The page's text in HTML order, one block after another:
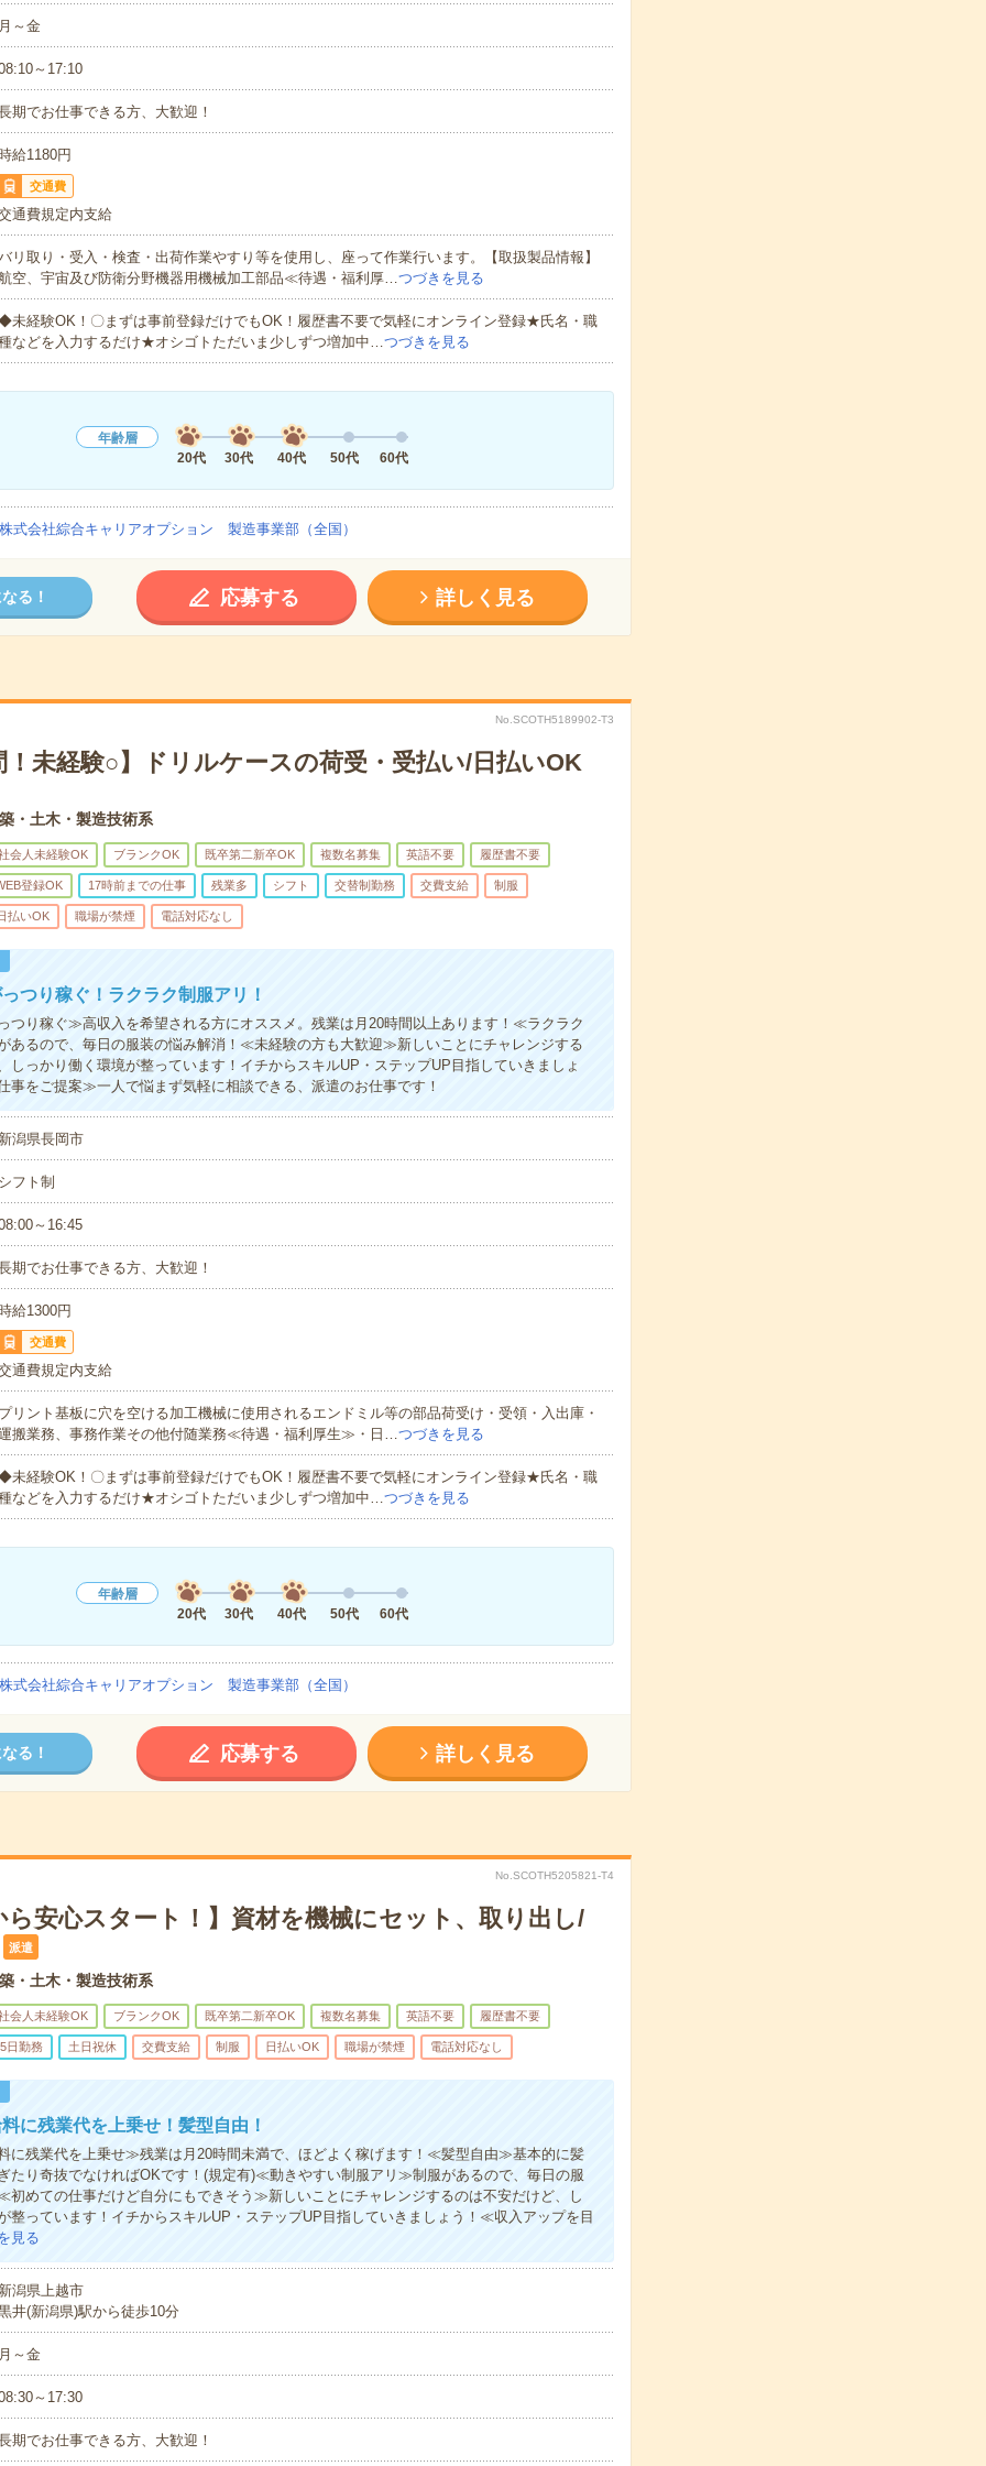
～金
～17:10
期でお仕事できる方、大歓迎！
給1180円
交通費
通費規定内支給
リ取り・受入・検査・出荷作業やすり等を使用し、座って作業行います。【取扱製品情報】
空、宇宙及び防衛分野機器用機械加工部品≪待遇・福利厚…つづきを見る
未経験OK！〇まずは事前登録だけでもOK！履歴書不要で気軽にオンライン登録★氏名・職
などを入力するだけ★オシゴトただいま少しずつ増加中…つづきを見る
年齢層
20代
30代 40代 50代 60代
株式会社綜合キャリアオプション 製造事業部（全国）
る！ 応募する 詳しく見る
No.SCOTH5189902-T3
！未経験○】ドリルケースの荷受・受払い/日払いOK
・土木・製造技術系
会人未経験OK ブランクOK 既卒第二新卒OK 複数名募集 英語不要 履歴書不要
登録OK 17時前までの仕事 残業多 シフト 交替制勤務 交費支給 制服
払いOK 職場が禁煙 電話対応なし
つり稼ぐ！ラクラク制服アリ！
つり稼ぐ≫高収入を希望される方にオススメ。残業は月20時間以上あります！≪ラクラク
あるので、毎日の服装の悩み解消！≪未経験の方も大歓迎≫新しいことにチャレンジする
しっかり働く環境が整っています！イチからスキルUP・ステップUP目指していきましょ
事をご提案≫一人で悩まず気軽に相談できる、派遣のお仕事です！
潟県長岡市
フト制
～16:45
期でお仕事できる方、大歓迎！
給1300円
交通費
通費規定内支給
リント基板に穴を空ける加工機械に使用されるエンドミル等の部品荷受け・受領・入出庫・
搬業務、事務作業その他付随業務≪待遇・福利厚生≫・日…つづきを見る
未経験OK！〇まずは事前登録だけでもOK！履歴書不要で気軽にオンライン登録★氏名・職
などを入力するだけ★オシゴトただいま少しずつ増加中…つづきを見る
年齢層
20代
30代 40代 50代 60代
株式会社綜合キャリアオプション 製造事業部（全国）
る！ 応募する 詳しく見る
No.SCOTH5205821-T4
ら安心スタート！】資材を機械にセット、取り出し/
派遣
・土木・製造技術系
会人未経験OK ブランクOK 既卒第二新卒OK 複数名募集 英語不要 履歴書不要
日勤務 土日祝休 交費支給 制服 日払いOK 職場が禁煙 電話対応なし
に残業代を上乗せ！髪型自由！
に残業代を上乗せ≫残業は月20時間未満で、ほどよく稼げます！≪髪型自由≫基本的に髪
たり奇抜でなければOKです！(規定有)≪動きやすい制服アリ≫制服があるので、毎日の服
初めての仕事だけど自分にもできそう≫新しいことにチャレンジするのは不安だけど、し
整っています！イチからスキルUP・ステップUP目指していきましょう！≪収入アップを目
見る
潟県上越市
井(新潟県)駅から徒歩10分
～金
～17:30
期でお仕事できる方、大歓迎！